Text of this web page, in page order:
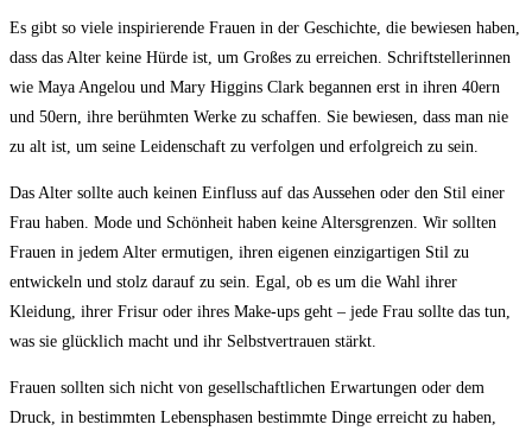
Es gibt so viele inspirierende Frauen in‌ der Geschichte, die bewiesen haben,‍
dass⁤ das Alter keine ‍Hürde ist, um Großes zu⁣ erreichen. Schriftstellerinnen
wie⁤ Maya Angelou und Mary Higgins⁤ Clark ‍begannen erst in ihren 40ern
und 50ern, ‌ihre ‍berühmten Werke zu schaffen. Sie bewiesen, dass man⁢ nie
zu alt ​ist, um seine Leidenschaft zu⁤ verfolgen und erfolgreich zu sein.
Das Alter ⁤sollte auch keinen Einfluss auf das ⁤Aussehen ‌oder den⁢ Stil einer
Frau ​haben. Mode⁤ und Schönheit haben keine⁣ Altersgrenzen.​ Wir sollten
Frauen in⁣ jedem Alter ⁣ermutigen,‍ ihren eigenen einzigartigen Stil⁤ zu
entwickeln und stolz darauf zu⁤ sein. ⁢Egal, ‌ob es ⁢um die Wahl ihrer ​
Kleidung, ihrer Frisur oder ihres⁢ Make-ups ⁢geht – jede Frau sollte das tun,
was sie ​glücklich⁤ macht ⁣und ihr Selbstvertrauen ‍stärkt.
Frauen ‍sollten sich nicht von gesellschaftlichen⁤ Erwartungen​ oder dem
Druck, in bestimmten Lebensphasen bestimmte ⁤Dinge erreicht‌ zu⁢ haben,‌